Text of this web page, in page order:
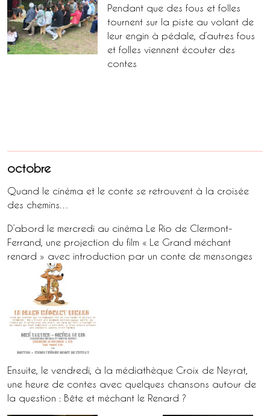
Pendant que des fous et folles
tournent sur la piste au volant de
leur engin à pédale, d’autres fous
et folles viennent écouter des
contes
octobre
Quand le cinéma et le conte se retrouvent à la croisée
des chemins…
D’abord le mercredi au cinéma Le Rio de Clermont-
Ferrand, une projection du film « Le Grand méchant
renard » avec introduction par un conte de mensonges
Ensuite, le vendredi, à la médiathèque Croix de Neyrat,
une heure de contes avec quelques chansons autour de
la question : Bête et méchant le Renard ?